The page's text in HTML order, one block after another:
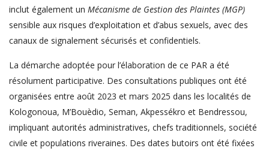
inclut également un Mécanisme de Gestion des Plaintes (MGP)
sensible aux risques d’exploitation et d’abus sexuels, avec des
canaux de signalement sécurisés et confidentiels.
La démarche adoptée pour l’élaboration de ce PAR a été
résolument participative. Des consultations publiques ont été
organisées entre août 2023 et mars 2025 dans les localités de
Kologonoua, M’Bouèdio, Seman, Akpessékro et Bendressou,
impliquant autorités administratives, chefs traditionnels, société
civile et populations riveraines. Des dates butoirs ont été fixées